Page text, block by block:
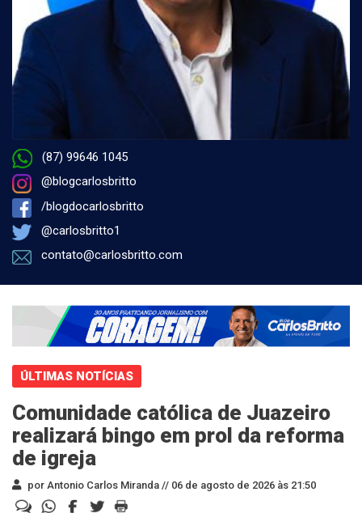
(87) 99646 1045
@blogcarlosbritto
/blogdocarlosbritto
@carlosbritto1
contato@carlosbritto.com
ÚLTIMAS NOTÍCIAS
Comunidade católica de Juazeiro
realizará bingo em prol da reforma
de igreja
por Antonio Carlos Miranda // 06 de agosto de 2026 às 21:50